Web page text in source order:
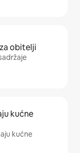
obitelji
kućne
kućne